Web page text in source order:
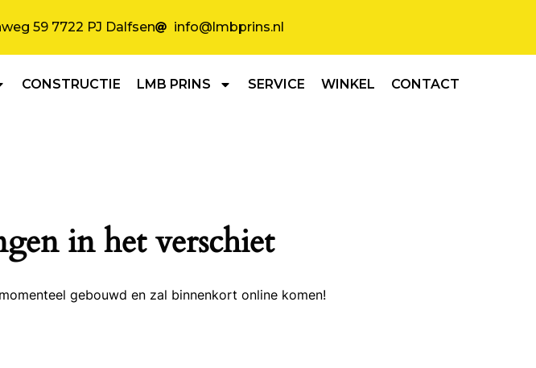
59 7722 PJ Dalfsen info@lmbprins.nl
CONSTRUCTIE LMB PRINS SERVICE WINKEL CONTACT
in het verschiet
gebouwd en zal binnenkort online komen!